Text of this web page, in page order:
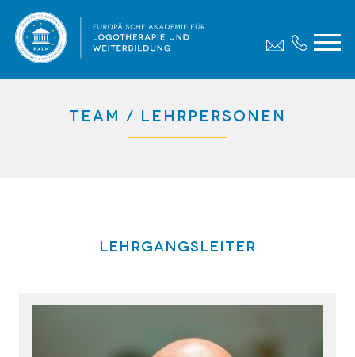
Team / Lehrpersonen
Lehrgangsleiter